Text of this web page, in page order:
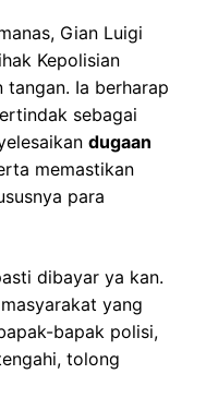
Gian Luigi
Kepolisian
tangan. Ia berharap
sebagai
dugaan
memastikan
para
dibayar ya kan.
yang
bapak polisi,
tolong